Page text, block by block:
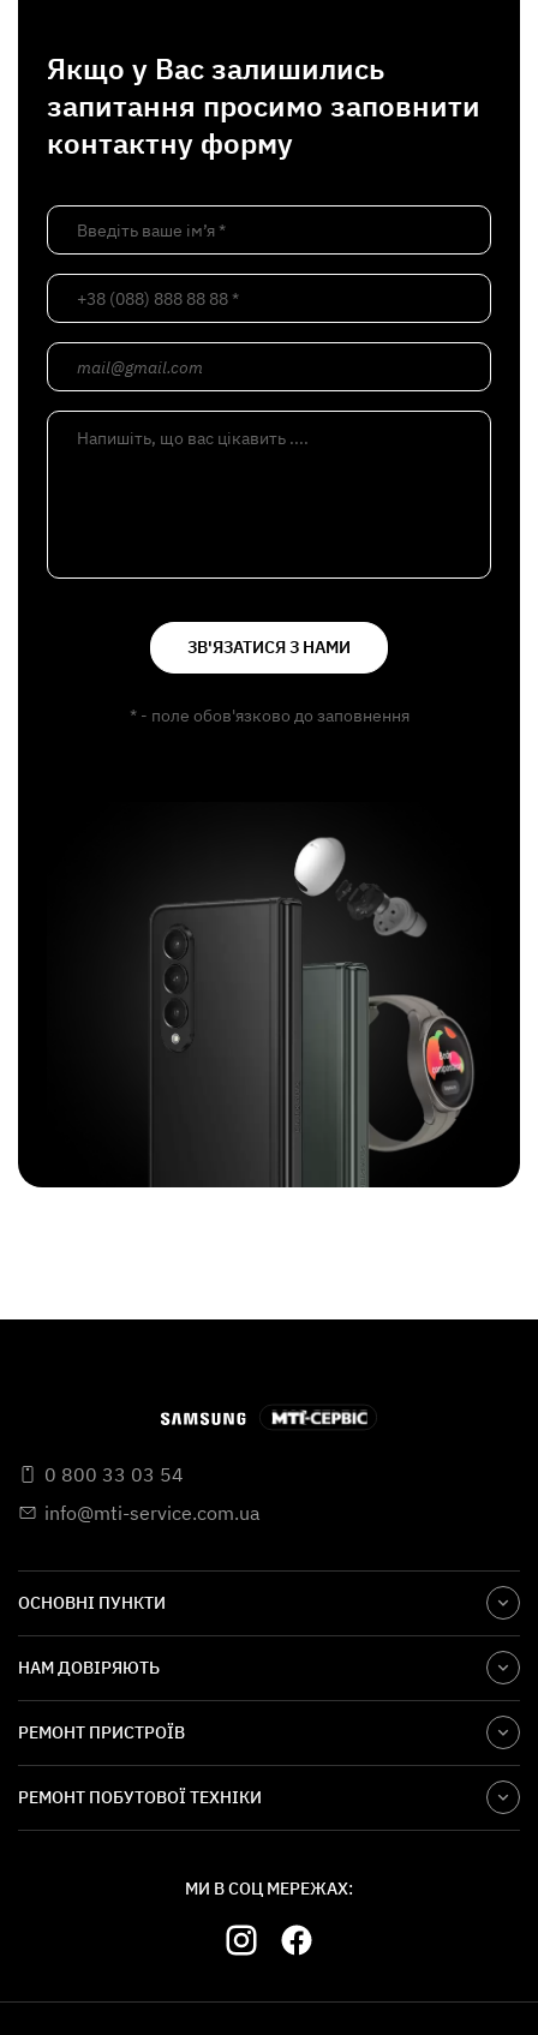
Якщо у Вас залишились
запитання просимо заповнити
контактну форму
Введіть ваше ім’я *
+38 (088) 888 88 88 *
mail@gmail.com
Напишіть, що вас цікавить ....
ЗВ'ЯЗАТИСЯ З НАМИ
* - поле обов'язково до заповнення
0 800 33 03 54
info@mti-service.com.ua
ОСНОВНІ ПУНКТИ
НАМ ДОВІРЯЮТЬ
РЕМОНТ ПРИСТРОЇВ
РЕМОНТ ПОБУТОВОЇ ТЕХНІКИ
МИ В СОЦ МЕРЕЖАХ: